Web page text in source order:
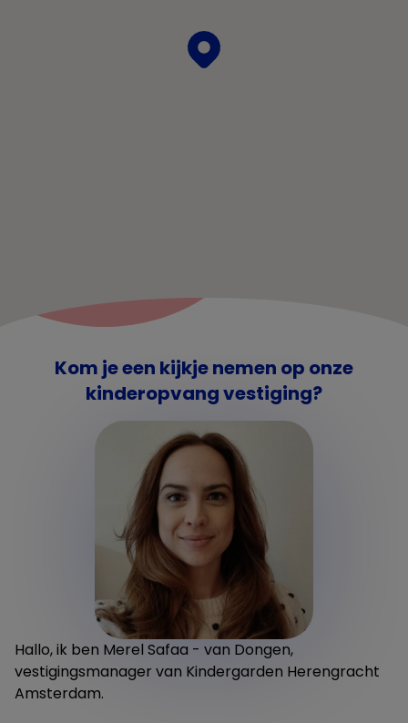
Kom je een kijkje nemen op onze
kinderopvang vestiging?
Hallo, ik ben Merel Safaa - van Dongen,
vestigingsmanager van Kindergarden Herengracht
Amsterdam.